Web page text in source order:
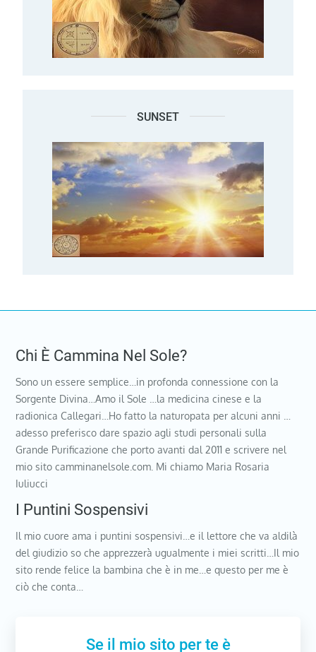
SUNSET
Chi È Cammina Nel Sole?
Sono un essere semplice…in profonda connessione con la
Sorgente Divina…Amo il Sole …la medicina cinese e la
radionica Callegari…Ho fatto la naturopata per alcuni anni …
adesso preferisco dare spazio agli studi personali sulla
Grande Purificazione che porto avanti dal 2011 e scrivere nel
mio sito camminanelsole.com. Mi chiamo Maria Rosaria
Iuliucci
I Puntini Sospensivi
Il mio cuore ama i puntini sospensivi…e il lettore che va aldilà
del giudizio so che apprezzerà ugualmente i miei scritti…Il mio
sito rende felice la bambina che è in me…e questo per me è
ciò che conta…
Se il mio sito per te è